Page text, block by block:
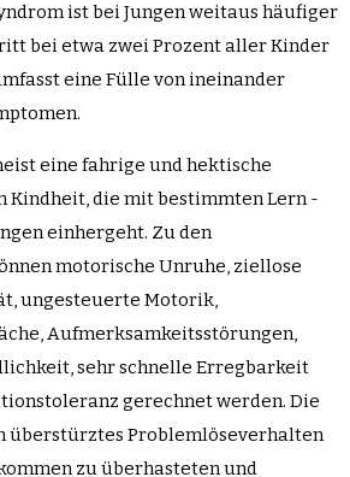
ist bei Jungen weitaus häufiger
bei etwa zwei Prozent aller Kinder
eine Fülle von ineinander
eine fahrige und hektische
Kindheit, die mit bestimmten Lern -
einhergeht. Zu den
motorische Unruhe, ziellose
ungesteuerte Motorik,
Aufmerksamkeitsstörungen,
sehr schnelle Erregbarkeit
gerechnet werden. Die
überstürztes Problemlöseverhalten
zu überhasteten und